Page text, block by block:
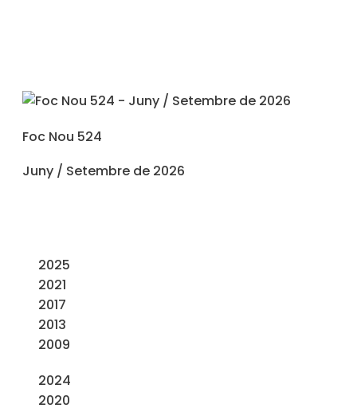
Foc Nou 524
Juny / Setembre de 2026
2025
2021
2017
2013
2009
2024
2020